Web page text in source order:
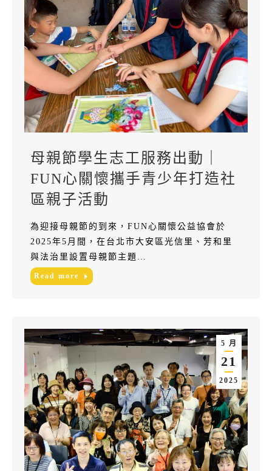
母親節學生志工服務出動｜
FUN心關懷攜手青少年打造社
區親子活動
為迎接母親節的到來，FUN心關懷公益協會於
2025年5月間，在台北市大安區光信里、芳和里
與法治里設置母親節主題…
Read more
5 月
21
2025